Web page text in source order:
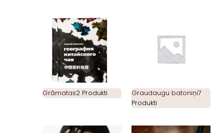
Grāmatas2 Produkti Graudaugu batoniņi7
Produkti